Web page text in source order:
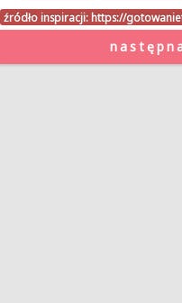
źródło inspiracji: https://